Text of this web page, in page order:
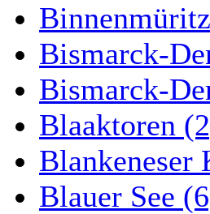
Bismarck-
Bismarck-
Blaaktoren
Blankeneser
Blauer See